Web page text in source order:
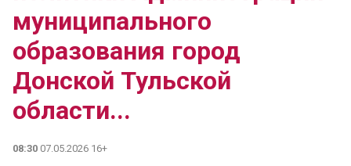
муниципального
образования город
Донской Тульской
области...
08:30 07.05.2026 16+